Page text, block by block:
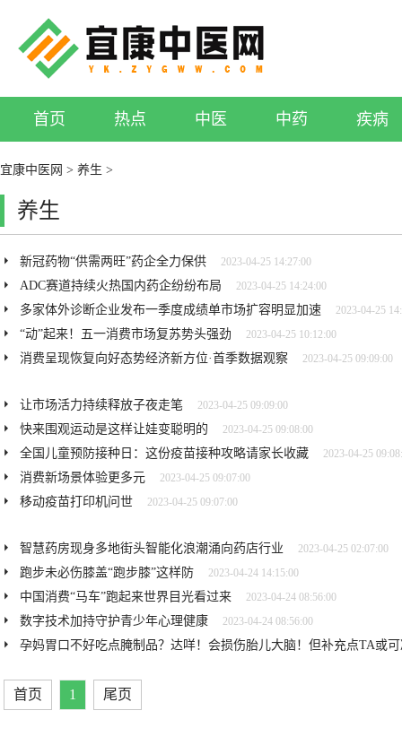
首页 热点 中医 中药 疾病
宜康中医网 > 养生 >
养生
新冠药物“供需两旺”药企全力保供 2023-04-25 14:27:00
ADC赛道持续火热国内药企纷纷布局 2023-04-25 14:24:00
多家体外诊断企业发布一季度成绩单市场扩容明显加速 2023-04-25
“动”起来！五一消费市场复苏势头强劲 2023-04-25 10:12:00
消费呈现恢复向好态势经济新方位·首季数据观察 2023-04-25 09:09:00
让市场活力持续释放子夜走笔 2023-04-25 09:09:00
快来围观运动是这样让娃变聪明的 2023-04-25 09:08:00
全国儿童预防接种日：这份疫苗接种攻略请家长收藏 2023-04-25
消费新场景体验更多元 2023-04-25 09:07:00
移动疫苗打印机问世 2023-04-25 09:07:00
智慧药房现身多地街头智能化浪潮涌向药店行业 2023-04-25 02:07:00
跑步未必伤膝盖“跑步膝”这样防 2023-04-24 14:15:00
中国消费“马车”跑起来世界目光看过来 2023-04-24 08:56:00
数字技术加持守护青少年心理健康 2023-04-24 08:56:00
孕妈胃口不好吃点腌制品？达咩！会损伤胎儿大脑！但补充点TA或
首页 1 尾页